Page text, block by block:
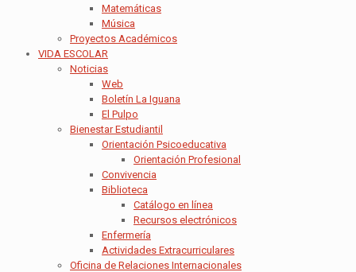
Matemáticas
Música
Proyectos Académicos
VIDA ESCOLAR
Noticias
Web
Boletín La Iguana
El Pulpo
Bienestar Estudiantil
Orientación Psicoeducativa
Orientación Profesional
Convivencia
Biblioteca
Catálogo en línea
Recursos electrónicos
Enfermería
Actividades Extracurriculares
Oficina de Relaciones Internacionales